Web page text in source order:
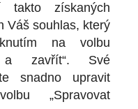
takto získaných
Váš souhlas, který
na volbu
a zavřít“. Své
snadno upravit
„Spravovat
Obchodní
Ochrana